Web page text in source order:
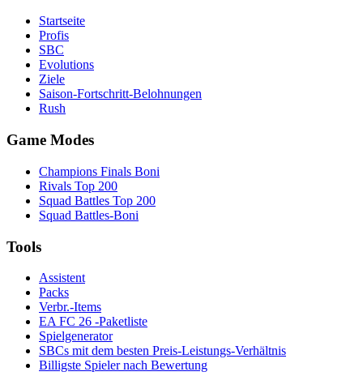
Startseite
Profis
SBC
Evolutions
Ziele
Saison-Fortschritt-Belohnungen
Rush
Game Modes
Champions Finals Boni
Rivals Top 200
Squad Battles Top 200
Squad Battles-Boni
Tools
Assistent
Packs
Verbr.-Items
EA FC 26 -Paketliste
Spielgenerator
SBCs mit dem besten Preis-Leistungs-Verhältnis
Billigste Spieler nach Bewertung